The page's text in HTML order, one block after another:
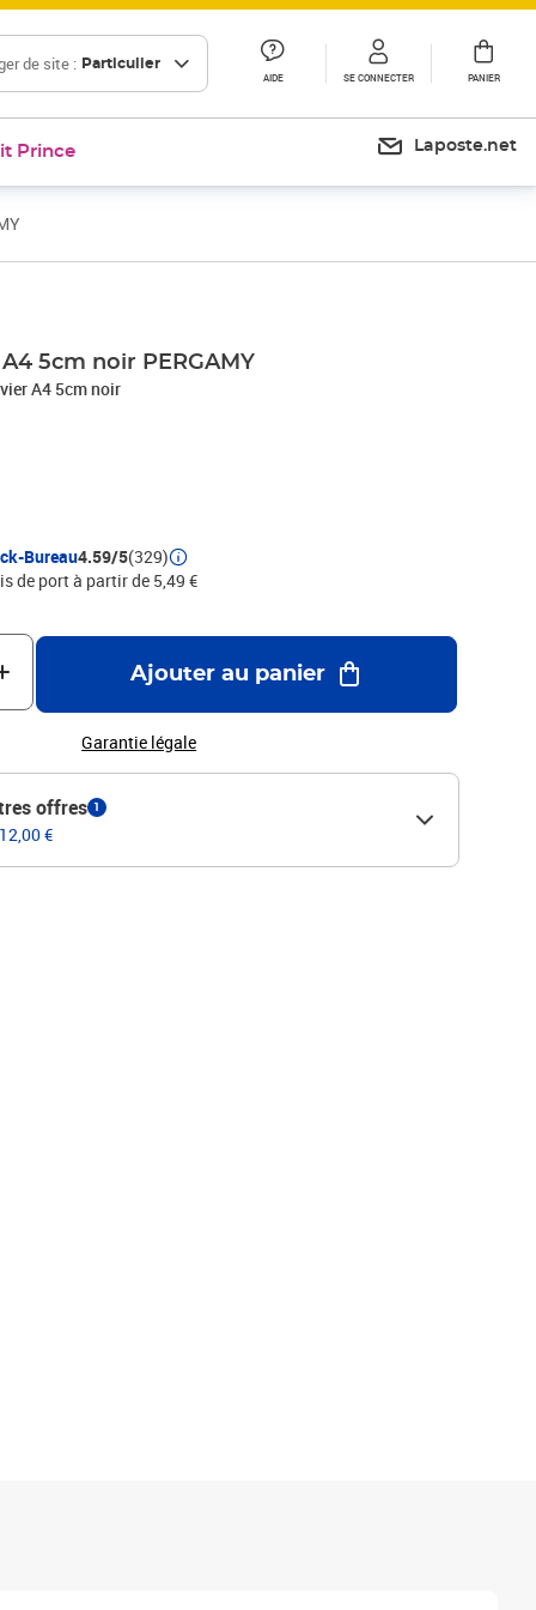
de site : Particulier
AIDE SE CONNECTER PANIER
Prince Laposte.net
5cm noir PERGAMY
A4 5cm noir
Bureau4.59/5(329)
de port à partir de 5,49 €
Ajouter au panier
Garantie légale
offres 1
€